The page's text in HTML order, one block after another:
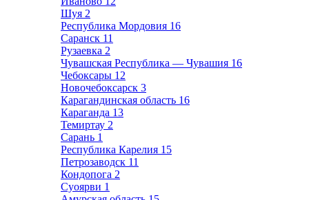
Шуя 2
Республика Мордовия 16
Саранск 11
Рузаевка 2
Чувашская Республика — Чувашия 16
Чебоксары 12
Новочебоксарск 3
Карагандинская область 16
Караганда 13
Темиртау 2
Сарань 1
Республика Карелия 15
Петрозаводск 11
Кондопога 2
Суоярви 1